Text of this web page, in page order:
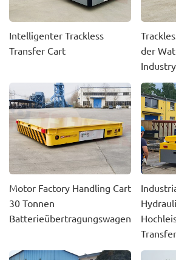
Intelligenter Trackless
Transfer Cart
der
Motor Factory Handling Cart
30 Tonnen
Batterieübertragungswagen